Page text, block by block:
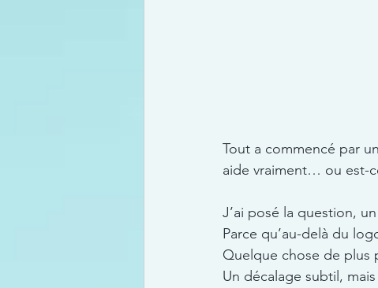
Tout a commencé par
aide vraiment… ou est-
J’ai posé la question,
Parce qu’au-delà du
Quelque chose de plus
Un décalage subtil,